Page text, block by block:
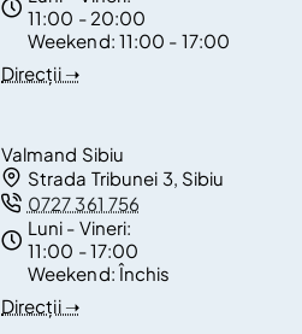
11:00 - 20:00
Weekend: 11:00 - 17:00
Direcții ➝
Valmand Sibiu
Strada Tribunei 3, Sibiu
0727 361 756
Luni - Vineri:
11:00 - 17:00
Weekend:Închis
Direcții ➝